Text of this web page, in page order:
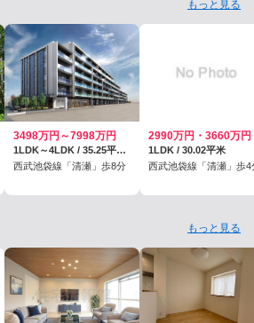
もっと見る
3498万円～7998万円
1LDK～4LDK / 35.25平米～84.4平米
西武池袋線「清瀬」歩8分
2990万円・3660万円
1LDK / 30.02平米
西武池袋線「清瀬」歩4
もっと見る